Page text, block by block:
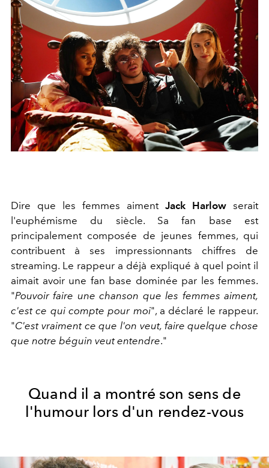
Dire que les femmes aiment Jack Harlow serait
l'euphémisme du siècle. Sa fan base est
principalement composée de jeunes femmes, qui
contribuent à ses impressionnants chiffres de
streaming. Le rappeur a déjà expliqué à quel point il
aimait avoir une fan base dominée par les femmes.
"Pouvoir faire une chanson que les femmes aiment,
c'est ce qui compte pour moi", a déclaré le rappeur.
"C'est vraiment ce que l'on veut, faire quelque chose
que notre béguin veut entendre."
Quand il a montré son sens de
l'humour lors d'un rendez-vous